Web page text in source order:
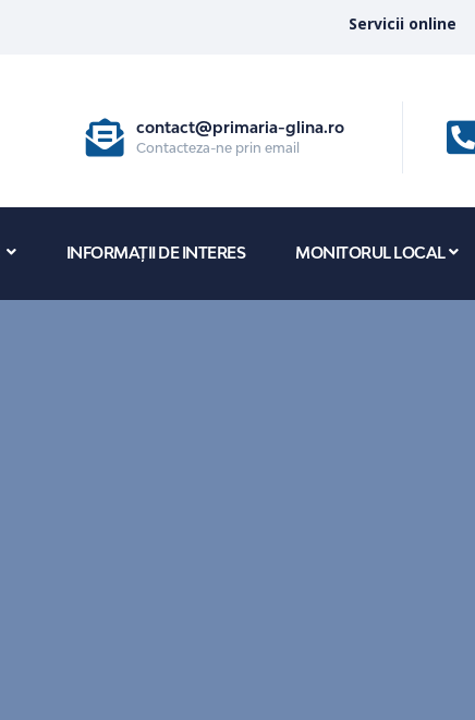
Servicii online
contact@primaria-glina.ro
Contacteza-ne prin email
INFORMAȚII DE INTERES MONITORUL LOCAL